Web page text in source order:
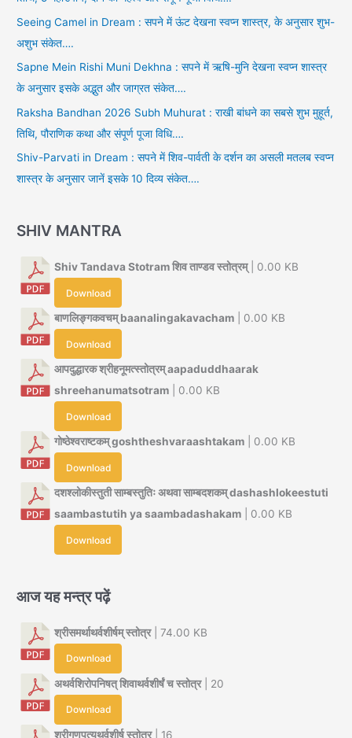
Seeing Camel in Dream : सपने में ऊंट देखना स्वप्न शास्त्र, के अनुसार शुभ-
अशुभ संकेत….
Sapne Mein Rishi Muni Dekhna : सपने में ऋषि-मुनि देखना स्वप्न शास्त्र
के अनुसार इसके अद्भुत और जाग्रत संकेत….
Raksha Bandhan 2026 Subh Muhurat : राखी बांधने का सबसे शुभ मुहूर्त,
तिथि, पौराणिक कथा और संपूर्ण पूजा विधि….
Shiv-Parvati in Dream : सपने में शिव-पार्वती के दर्शन का असली मतलब स्वप्न
शास्त्र के अनुसार जानें इसके 10 दिव्य संकेत….
SHIV MANTRA
Shiv Tandava Stotram शिव ताण्डव स्तोत्रम्| 0.00 KB
Download
बाणलिङ्गकवचम् baanalingakavacham | 0.00 KB
Download
आपदुद्धारक श्रीहनूमत्स्तोत्रम् aapaduddhaarak
shreehanumatsotram | 0.00 KB
Download
गोष्ठेश्वराष्टकम् goshtheshvaraashtakam | 0.00 KB
Download
दशश्लोकीस्तुती साम्बस्तुतिः अथवा साम्बदशकम् dashashlokeestuti
saambastutih ya saambadashakam | 0.00 KB
Download
आज यह मन्त्र पढ़ें
श्रीसमर्थाथर्वशीर्षम् स्तोत्र| 74.00 KB
Download
अथर्वशिरोपनिषत् शिवाथर्वशीर्षं च स्तोत्र| 20
Download
श्रीगणपत्यथर्वशीर्ष स्तोत्र| 16